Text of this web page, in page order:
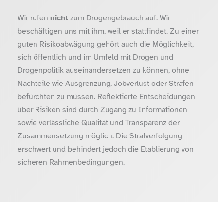
Wir rufen nichtzum Drogengebrauch auf. Wir
beschäftigen uns mit ihm, weil er stattfindet. Zu einer
guten Risikoabwägung gehört auch die Möglichkeit,
sich öffentlich und im Umfeld mit Drogen und
Drogenpolitik auseinandersetzen zu können, ohne
Nachteile wie Ausgrenzung, Jobverlust oder Strafen
befürchten zu müssen. Reflektierte Entscheidungen
über Risiken sind durch Zugang zu Informationen
sowie verlässliche Qualität und Transparenz der
Zusammensetzung möglich. Die Strafverfolgung
erschwert und behindert jedoch die Etablierung von
sicheren Rahmenbedingungen.